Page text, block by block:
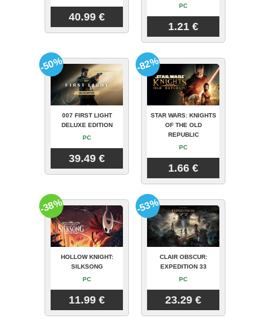
40.99 €
PC
1.21 €
007 FIRST LIGHT
DELUXE EDITION
PC
39.49 €
-50%
STAR WARS: KNIGHTS
OF THE OLD
REPUBLIC
PC
1.66 €
-82%
HOLLOW KNIGHT:
SILKSONG
PC
11.99 €
-38%
CLAIR OBSCUR:
EXPEDITION 33
PC
23.29 €
-53%